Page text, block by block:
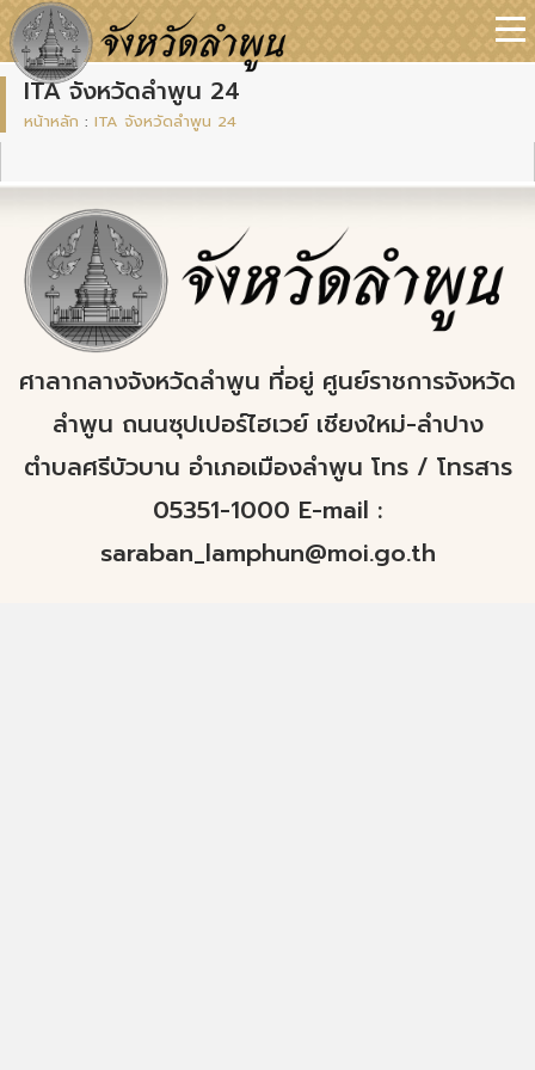
ITA จังหวัดลำพูน 24
หน้าหลัก : ITA จังหวัดลำพูน 24
ศาลากลางจังหวัดลำพูน ที่อยู่ ศูนย์ราชการจังหวัด
ลำพูน ถนนซุปเปอร์ไฮเวย์ เชียงใหม่-ลำปาง
ตำบลศรีบัวบาน อำเภอเมืองลำพูน โทร / โทรสาร
05351-1000 E-mail :
saraban_lamphun@moi.go.th